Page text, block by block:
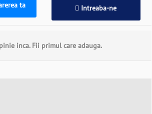
ta Intreaba-ne
inca. Fii primul care adauga.